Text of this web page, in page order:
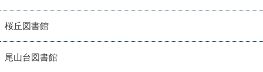
桜丘図書館
尾山台図書館